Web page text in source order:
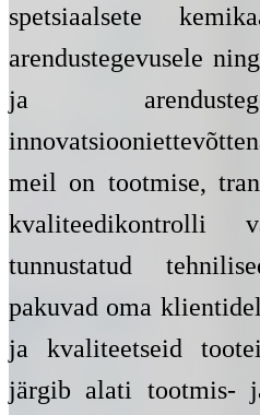
spetsiaalsete
arendustegevusele
ja
meil on tootmise,
kvaliteedikontrolli
tunnustatud
pakuvad oma
ja kvaliteetseid
järgib alati tootmis-